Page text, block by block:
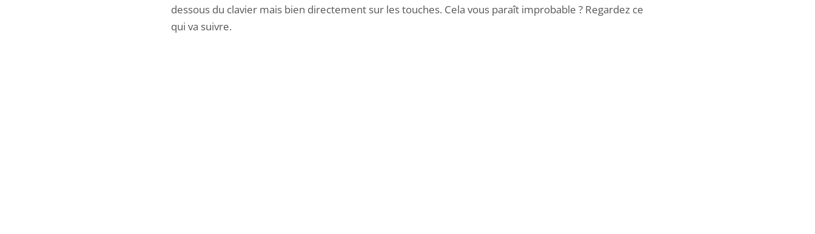
dessous du clavier mais bien directement sur les touches. Cela vous paraît improbable ? Regardez ce
qui va suivre.